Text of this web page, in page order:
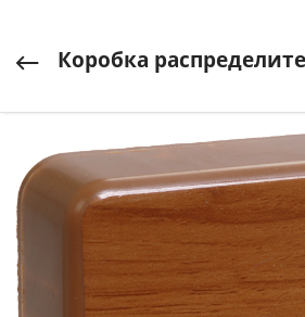
Коробка распределительная КМ41212-05 75х75х20мм дуб IP20